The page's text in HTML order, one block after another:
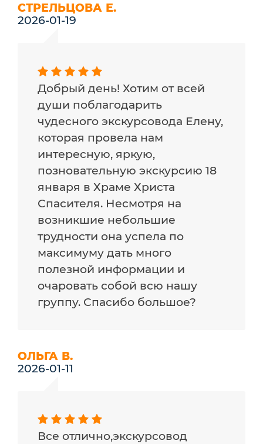
СТРЕЛЬЦОВА Е.
2026-01-19
Добрый день! Хотим от всей
души поблагодарить
чудесного экскурсовода Елену,
которая провела нам
интересную, яркую,
позновательную экскурсию 18
января в Храме Христа
Спасителя. Несмотря на
возникшие небольшие
трудности она успела по
максимуму дать много
полезной информации и
очаровать собой всю нашу
группу. Спасибо большое?
ОЛЬГА В.
2026-01-11
Все отлично,экскурсовод